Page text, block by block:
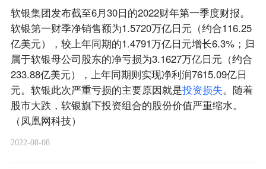
软银集团发布截至6月30日的2022财年第一季度财报。
软银第一财季净销售额为1.5720万亿日元（约合116.25
亿美元），较上年同期的1.4791万亿日元增长6.3%；归
属于软银母公司股东的净亏损为3.1627万亿日元（约合
233.88亿美元），上年同期则实现净利润7615.09亿日
元。软银此次严重亏损的主要原因就是投资损失。随着
股市大跌，软银旗下投资组合的股份价值严重缩水。
（凤凰网科技）
2022-08-08